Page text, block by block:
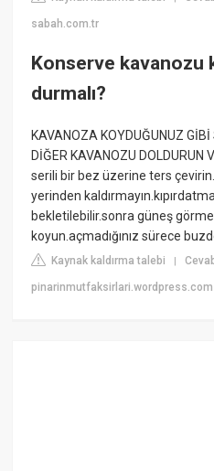
sabah.com.tr
Konserve kavanozu
durmalı?
KAVANOZA KOYDUĞUNUZ
DİĞER KAVANOZU
serili bir bez üzerine ters
yerinden
bekletilebilir.sonra güneş
koyun.açmadığınız sürece
Kaynak kaldırma talebi |
pinarinmutfaksirlari.wordpress.com